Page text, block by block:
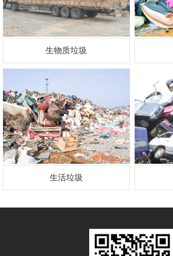
生物质垃圾
生活垃圾